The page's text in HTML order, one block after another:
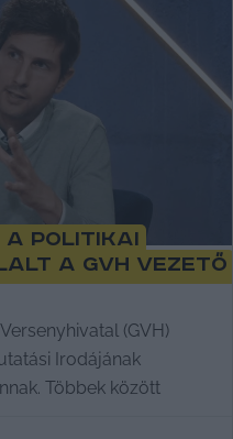
a politikai
a GVH vezető
(GVH)
Irodájának
Többek között